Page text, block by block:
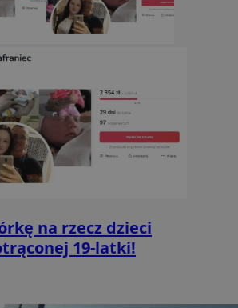
na rzecz dzieci
19-latki!